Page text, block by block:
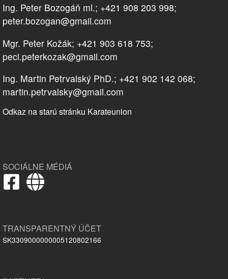
Ing. Peter Bozogáň ml.; +421 908 203 998;
peter.bozogan@gmail.com
Mgr. Peter Kožák; +421 903 618 753;
peci.peterkozak@gmail.com
Ing. Martin Petrvalský PhD.; +421 902 142 068;
martin.petrvalsky@gmail.com
Odkaz na starú stránku Karateunion
SOCIÁLNE MÉDIÁ
,
TRANSPARENTNÝ ÚČET
SK3309000000005120802166